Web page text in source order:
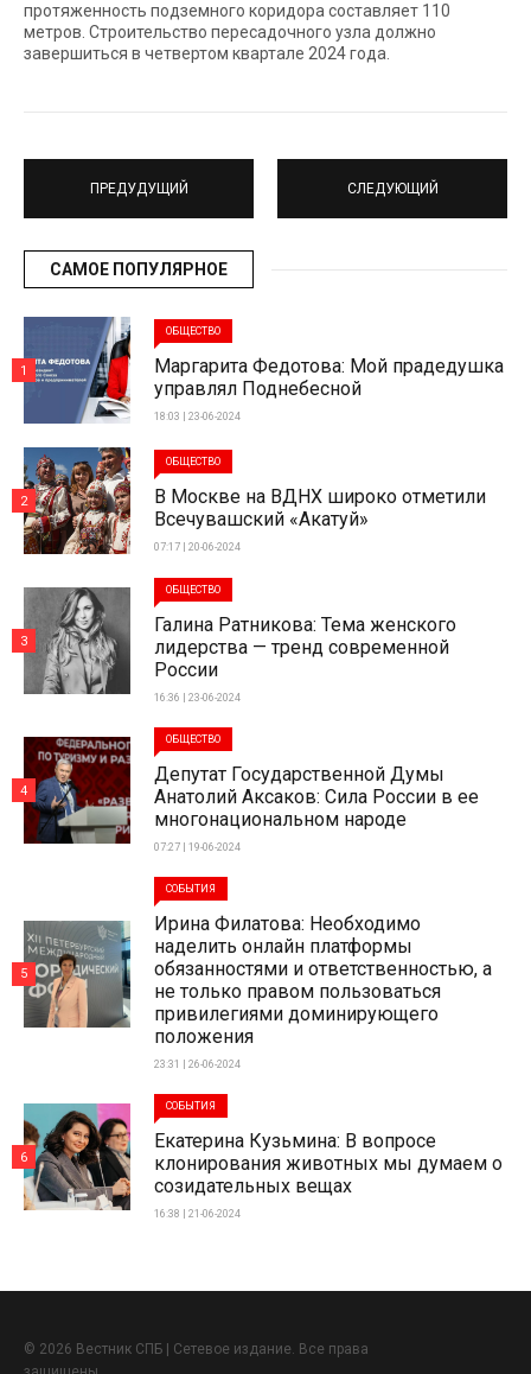
протяженность подземного коридора составляет 110
метров. Строительство пересадочного узла должно
завершиться в четвертом квартале 2024 года.
ПРЕДУДУЩИЙ СЛЕДУЮЩИЙ
САМОЕ ПОПУЛЯРНОЕ
ОБЩЕСТВО
Маргарита Федотова: Мой прадедушка
управлял Поднебесной
18:03 | 23-06-2024
1
ОБЩЕСТВО
В Москве на ВДНХ широко отметили
Всечувашский «Акатуй»
07:17 | 20-06-2024
2
ОБЩЕСТВО
Галина Ратникова: Тема женского
лидерства — тренд современной
России
16:36 | 23-06-2024
3
ОБЩЕСТВО
Депутат Государственной Думы
Анатолий Аксаков: Сила России в ее
многонациональном народе
07:27 | 19-06-2024
4
СОБЫТИЯ
Ирина Филатова: Необходимо
наделить онлайн платформы
обязанностями и ответственностью, а
не только правом пользоваться
привилегиями доминирующего
положения
23:31 | 26-06-2024
5
СОБЫТИЯ
Екатерина Кузьмина: В вопросе
клонирования животных мы думаем о
созидательных вещах
16:38 | 21-06-2024
6
© 2026 Вестник СПБ | Сетевое издание. Все права